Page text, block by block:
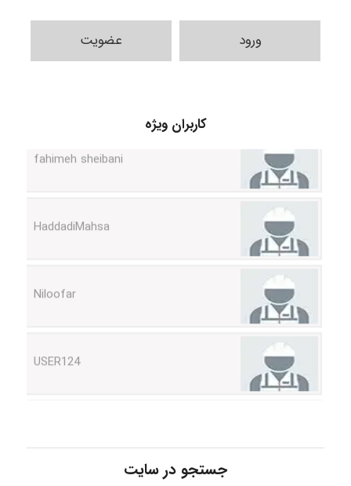
ورود عضویت
کاربران ویژه
جستجو در سایت